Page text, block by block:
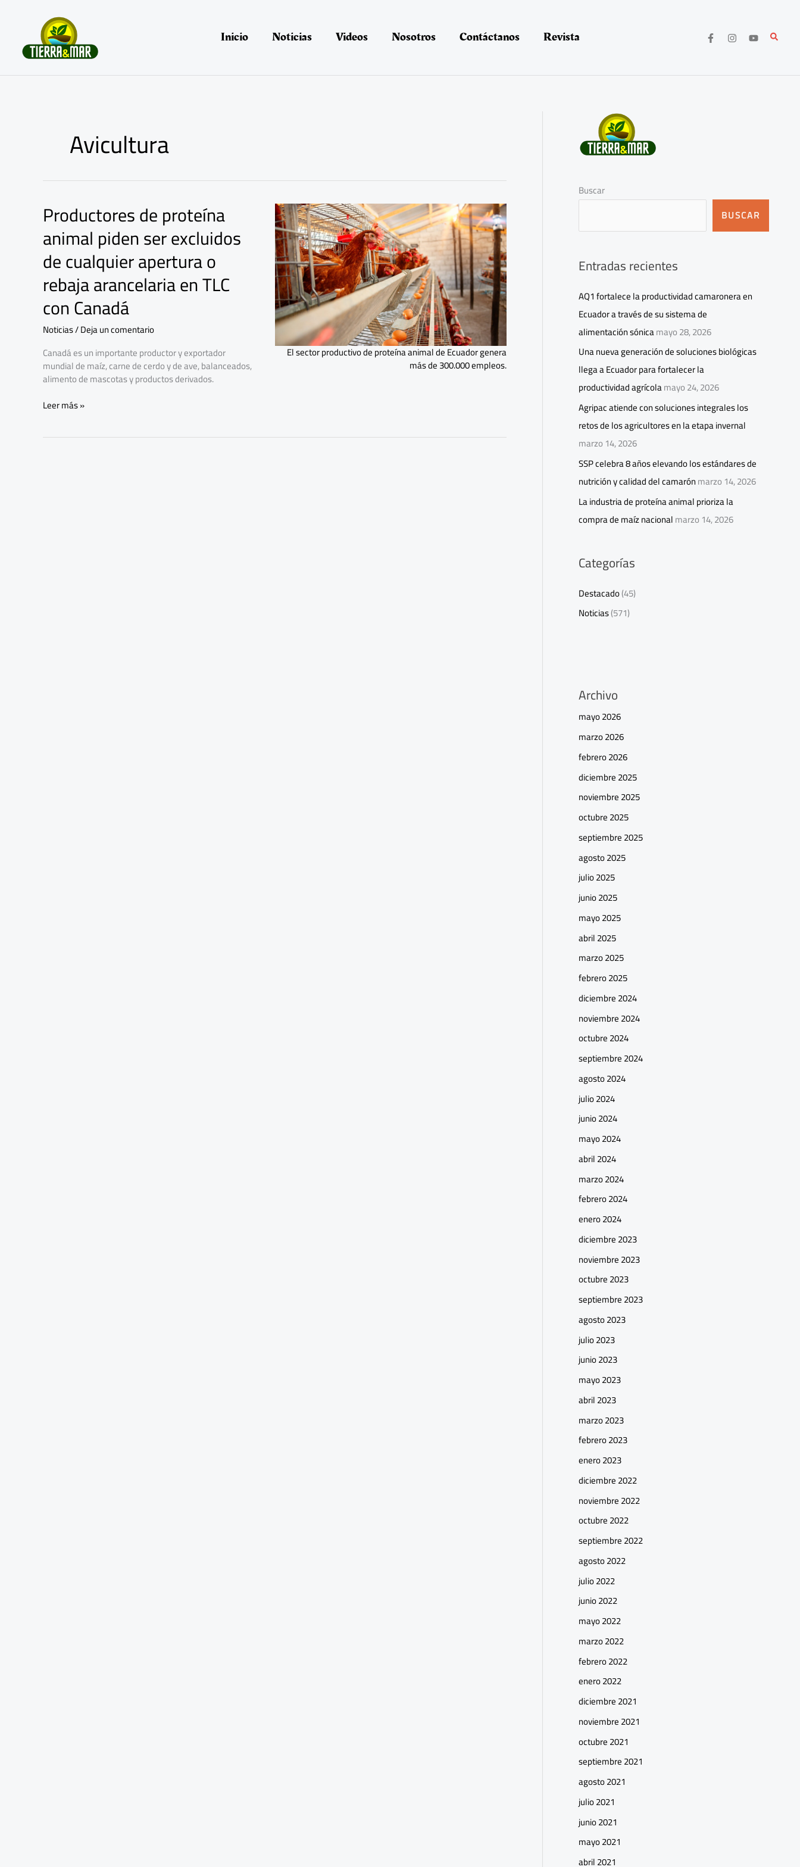
Inicio Noticias Videos Nosotros Contáctanos Revista Buscar
Avicultura
Productores de proteína
animal piden ser excluidos
de cualquier apertura o
rebaja arancelaria en TLC
con Canadá
Noticias/Deja un comentario
Canadá es un importante productor y exportador
mundial de maíz, carne de cerdo y de ave, balanceados,
alimento de mascotas y productos derivados.
Productores
de
proteína
animal
piden
ser
excluidos
de
cualquier
apertura
rebaja
arancelaria
en
con
Leer más »
El sector productivo de proteína animal de Ecuador genera
más de 300.000 empleos.
Buscar
BUSCAR
Entradas recientes
AQ1 fortalece la productividad camaronera en
Ecuador a través de su sistema de
alimentación sónicamayo 28, 2026
Una nueva generación de soluciones biológicas
llega a Ecuador para fortalecer la
productividad agrícolamayo 24, 2026
Agripac atiende con soluciones integrales los
retos de los agricultores en la etapa invernal
marzo 14, 2026
SSP celebra 8 años elevando los estándares de
nutrición y calidad del camarónmarzo 14, 2026
La industria de proteína animal prioriza la
compra de maíz nacionalmarzo 14, 2026
Categorías
Destacado(45)
Noticias(571)
Archivo
mayo 2026
marzo 2026
febrero 2026
diciembre 2025
noviembre 2025
octubre 2025
septiembre 2025
agosto 2025
julio 2025
junio 2025
mayo 2025
abril 2025
marzo 2025
febrero 2025
diciembre 2024
noviembre 2024
octubre 2024
septiembre 2024
agosto 2024
julio 2024
junio 2024
mayo 2024
abril 2024
marzo 2024
febrero 2024
enero 2024
diciembre 2023
noviembre 2023
octubre 2023
septiembre 2023
agosto 2023
julio 2023
junio 2023
mayo 2023
abril 2023
marzo 2023
febrero 2023
enero 2023
diciembre 2022
noviembre 2022
octubre 2022
septiembre 2022
agosto 2022
julio 2022
junio 2022
mayo 2022
marzo 2022
febrero 2022
enero 2022
diciembre 2021
noviembre 2021
octubre 2021
septiembre 2021
agosto 2021
julio 2021
junio 2021
mayo 2021
abril 2021